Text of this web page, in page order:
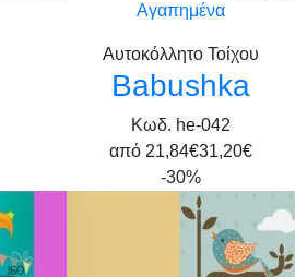
Αγαπημένα
Αυτοκόλλητο Τοίχου
Babushka
Κωδ. he-042
από 21,84€31,20€
-30%